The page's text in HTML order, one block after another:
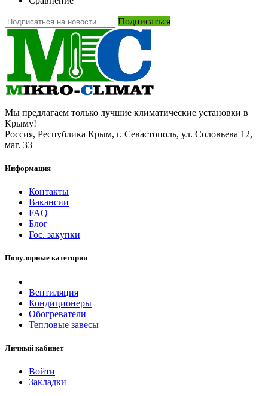
Подписаться
Мы предлагаем только лучшие климатические установки в
Крыму!
Россия, Республика Крым, г. Севастополь, ул. Соловьева 12,
маг. 33
Информация
Контакты
Вакансии
FAQ
Блог
Гос. закупки
Популярные категории
Вентиляция
Кондиционеры
Обогреватели
Тепловые завесы
Личный кабинет
Войти
Закладки